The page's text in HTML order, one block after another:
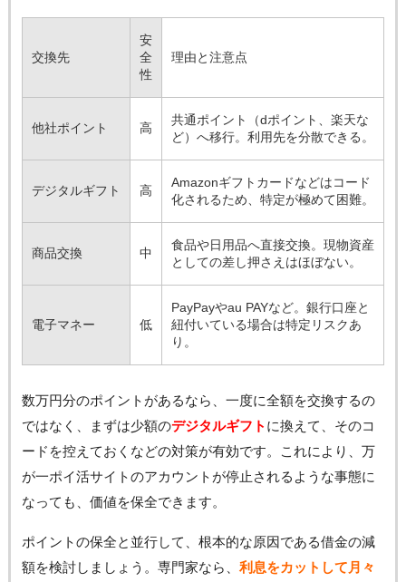
交換先
安
全
性
理由と注意点
他社ポイント 高
共通ポイント（dポイント、楽天な
ど）へ移行。利用先を分散できる。
デジタルギフト 高
Amazonギフトカードなどはコード
化されるため、特定が極めて困難。
商品交換 中
食品や日用品へ直接交換。現物資産
としての差し押さえはほぼない。
電子マネー 低
PayPayやau PAYなど。銀行口座と
紐付いている場合は特定リスクあ
り。
数万円分のポイントがあるなら、一度に全額を交換するの
ではなく、まずは少額のデジタルギフト に換えて、そのコ
ードを控えておくなどの対策が有効です。これにより、万
が一ポイ活サイトのアカウントが停止されるような事態に
なっても、価値を保全できます。
ポイントの保全と並行して、根本的な原因である借金の減
額を検討しましょう。専門家なら、 利息をカットして月々